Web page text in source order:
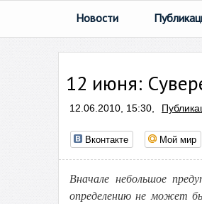
Новости
12 июня:
12.06.2010, 15:30,
Вконтакте Мой мир
Вначале небольшое
определению не может